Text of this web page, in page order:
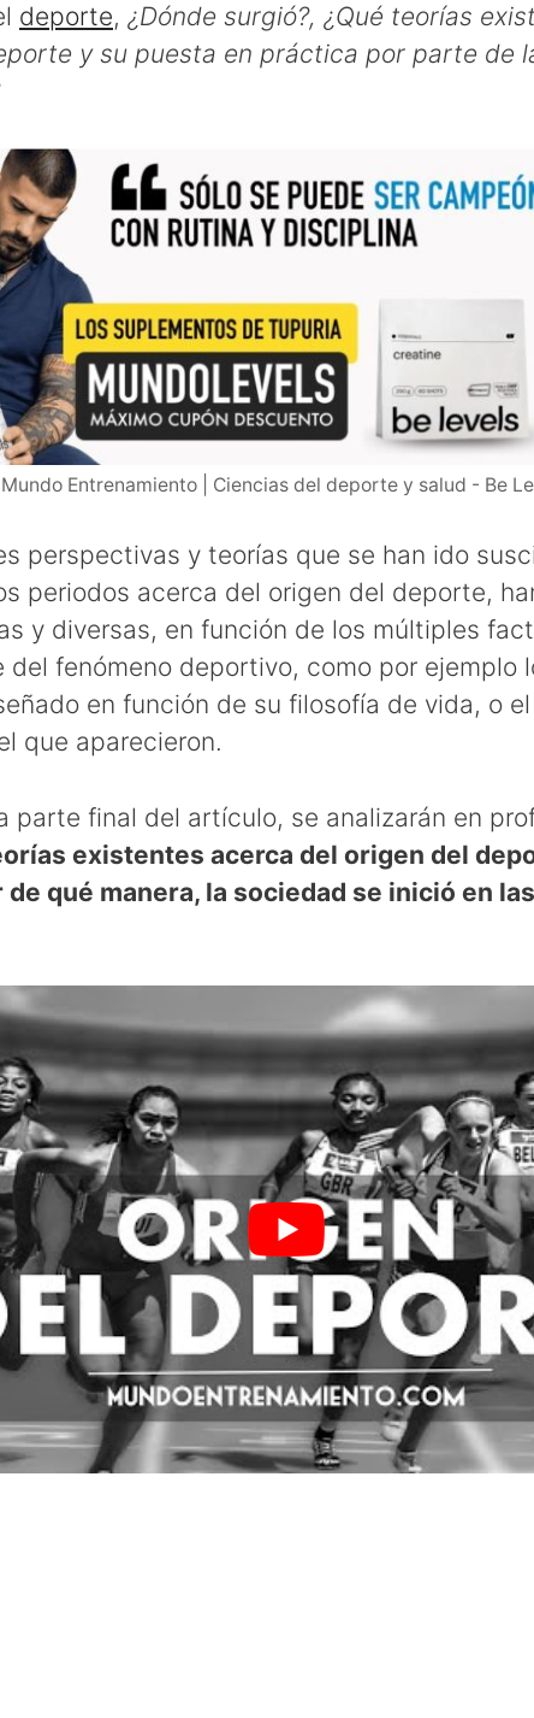
deporte, ¿Dónde surgió?, ¿Qué teorías
y su puesta en práctica por parte de
Mundo Entrenamiento | Ciencias del deporte y salud - Be
perspectivas y teorías que se han ido
periodos acerca del origen del deporte,
y diversas, en función de los múltiples
del fenómeno deportivo, como por ejemplo
en función de su filosofía de vida, o
que aparecieron.
parte final del artículo, se analizarán en
existentes acerca del origen del
qué manera, la sociedad se inició en